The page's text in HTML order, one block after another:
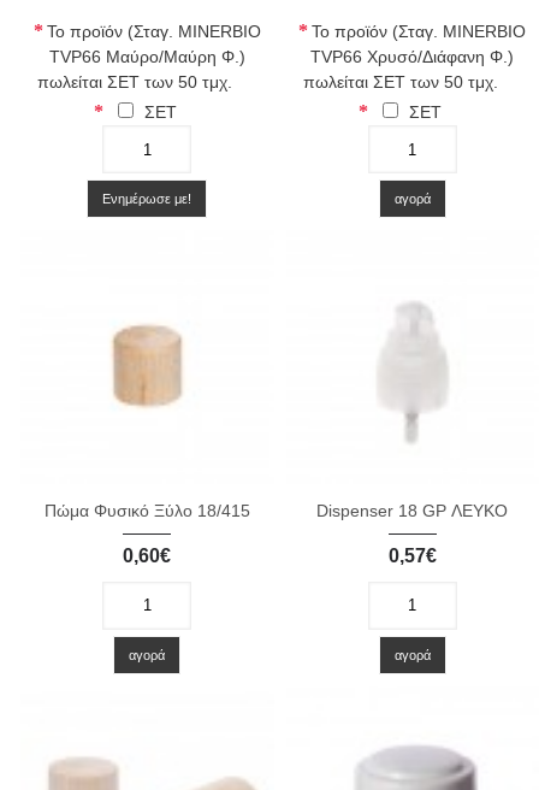
Το προϊόν (Σταγ. MINERBIO
TVP66 Μαύρο/Μαύρη Φ.)
πωλείται ΣΕΤ των 50 τμχ.
ΣΕΤ
Ενημέρωσε με!
Το προϊόν (Σταγ. MINERBIO
TVP66 Χρυσό/Διάφανη Φ.)
πωλείται ΣΕΤ των 50 τμχ.
ΣΕΤ
αγορά
Πώμα Φυσικό Ξύλο 18/415
0,60€
αγορά
Dispenser 18 GP ΛΕΥΚΟ
0,57€
αγορά